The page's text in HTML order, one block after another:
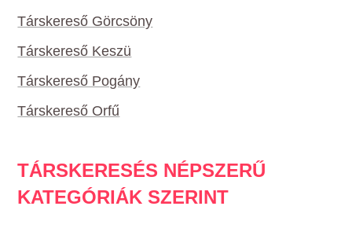
Társkereső Görcsöny
Társkereső Keszü
Társkereső Pogány
Társkereső Orfű
TÁRSKERESÉS NÉPSZERŰ
KATEGÓRIÁK SZERINT